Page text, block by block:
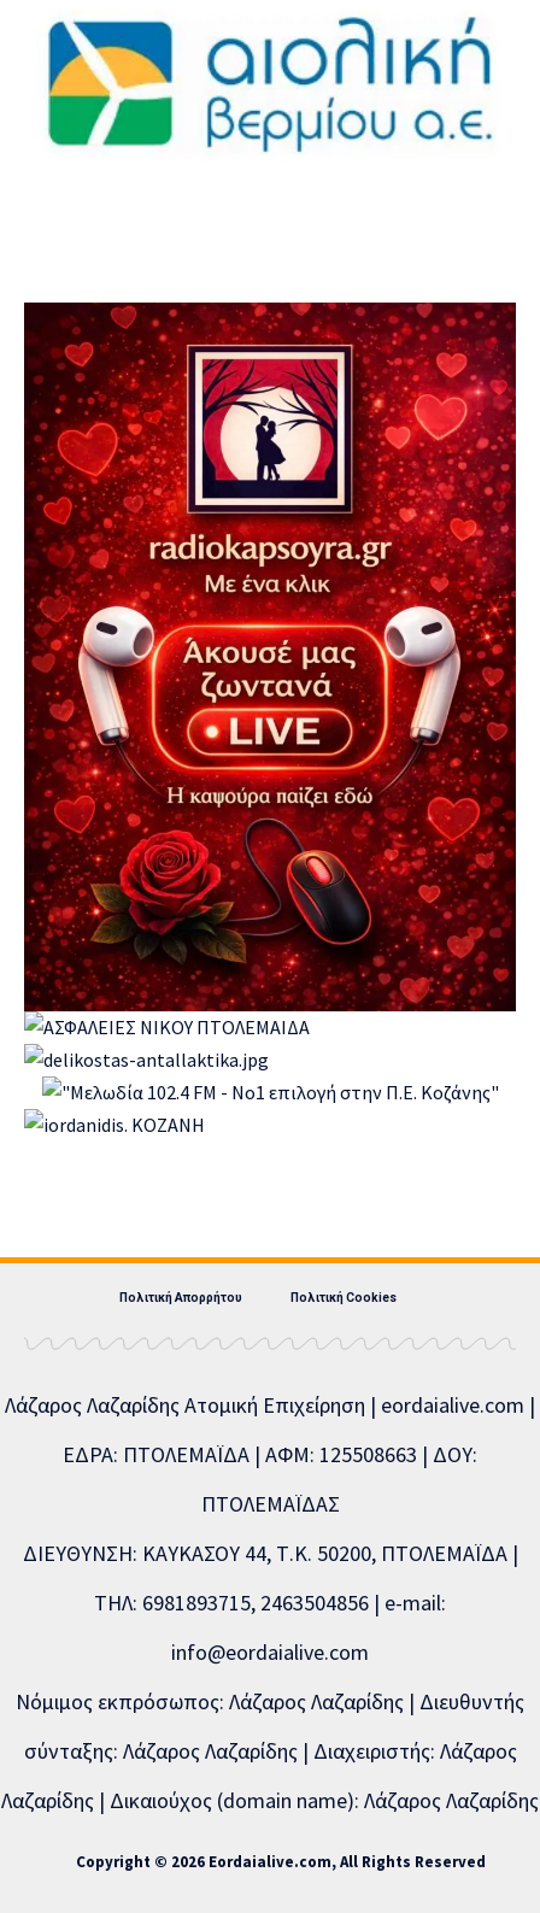
Πολιτική Απορρήτου Πολιτική Cookies
Λάζαρος Λαζαρίδης Ατομική Επιχείρηση | eordaialive.com |
ΕΔΡΑ: ΠΤΟΛΕΜΑΪΔΑ | ΑΦΜ: 125508663 | ΔΟΥ:
ΠΤΟΛΕΜΑΪΔΑΣ
ΔΙΕΥΘΥΝΣΗ: ΚΑΥΚΑΣΟΥ 44, Τ.Κ. 50200, ΠΤΟΛΕΜΑΪΔΑ |
ΤΗΛ: 6981893715, 2463504856 | e-mail:
info@eordaialive.com
Νόμιμος εκπρόσωπος: Λάζαρος Λαζαρίδης | Διευθυντής
σύνταξης: Λάζαρος Λαζαρίδης | Διαχειριστής: Λάζαρος
Λαζαρίδης | Δικαιούχος (domain name): Λάζαρος Λαζαρίδης
Copyright © 2026 Eordaialive.com, All Rights Reserved